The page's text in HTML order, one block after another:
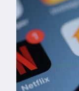
特集&連載記事
Feature
Series